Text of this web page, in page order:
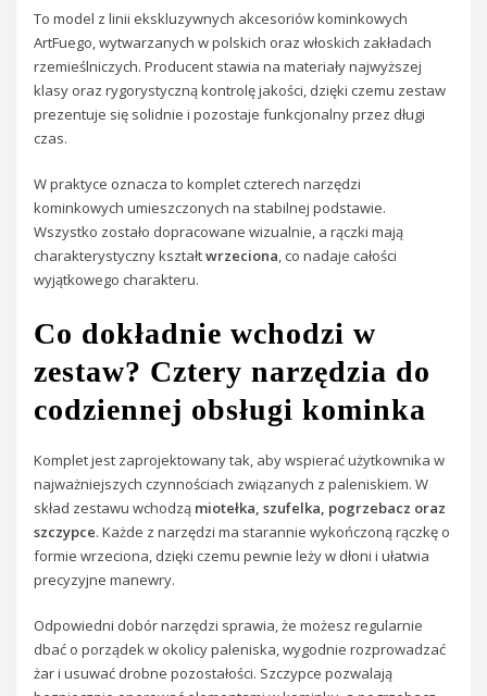
To model z linii ekskluzywnych akcesoriów kominkowych
ArtFuego, wytwarzanych w polskich oraz włoskich zakładach
rzemieślniczych. Producent stawia na materiały najwyższej
klasy oraz rygorystyczną kontrolę jakości, dzięki czemu zestaw
prezentuje się solidnie i pozostaje funkcjonalny przez długi
czas.
W praktyce oznacza to komplet czterech narzędzi
kominkowych umieszczonych na stabilnej podstawie.
Wszystko zostało dopracowane wizualnie, a rączki mają
charakterystyczny kształtwrzeciona, co nadaje całości
wyjątkowego charakteru.
Co dokładnie wchodzi w
zestaw? Cztery narzędzia do
codziennej obsługi kominka
Komplet jest zaprojektowany tak, aby wspierać użytkownika w
najważniejszych czynnościach związanych z paleniskiem. W
skład zestawu wchodzą miotełka, szufelka, pogrzebacz oraz
szczypce. Każde z narzędzi ma starannie wykończoną rączkę o
formie wrzeciona, dzięki czemu pewnie leży w dłoni i ułatwia
precyzyjne manewry.
Odpowiedni dobór narzędzi sprawia, że możesz regularnie
dbać o porządek w okolicy paleniska, wygodnie rozprowadzać
żar i usuwać drobne pozostałości. Szczypce pozwalają